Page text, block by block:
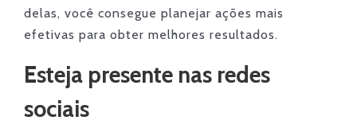
delas, você consegue planejar ações mais
efetivas para obter melhores resultados.
Esteja presente nas redes
sociais